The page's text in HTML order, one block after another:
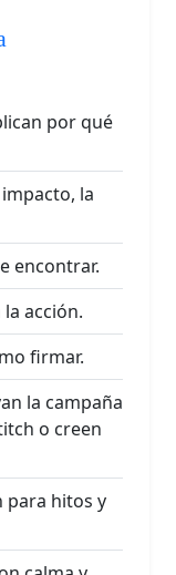
por qué
la
encontrar.
acción.
firmar.
la campaña
o creen
para hitos y